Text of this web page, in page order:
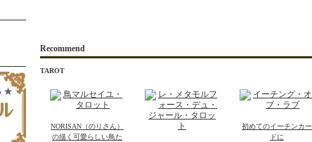
Recommend
TAROT
NORISAN（のりさん）
の描く可愛らしい鳥た
初めてのイーチンカー
ドに